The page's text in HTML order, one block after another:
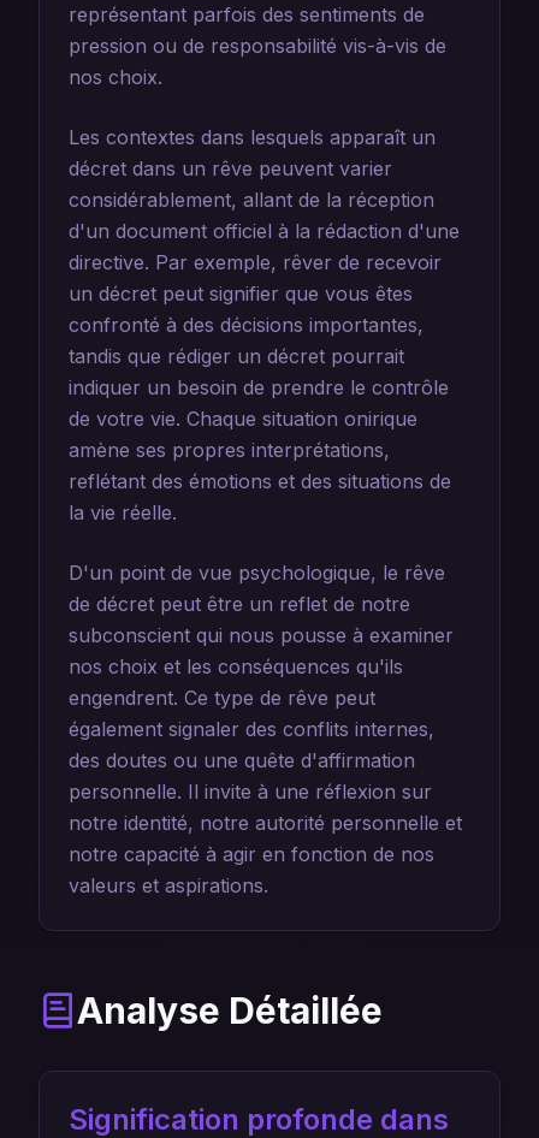
représentant parfois des sentiments de
pression ou de responsabilité vis-à-vis de
nos choix.
Les contextes dans lesquels apparaît un
décret dans un rêve peuvent varier
considérablement, allant de la réception
d'un document officiel à la rédaction d'une
directive. Par exemple, rêver de recevoir
un décret peut signifier que vous êtes
confronté à des décisions importantes,
tandis que rédiger un décret pourrait
indiquer un besoin de prendre le contrôle
de votre vie. Chaque situation onirique
amène ses propres interprétations,
reflétant des émotions et des situations de
la vie réelle.
D'un point de vue psychologique, le rêve
de décret peut être un reflet de notre
subconscient qui nous pousse à examiner
nos choix et les conséquences qu'ils
engendrent. Ce type de rêve peut
également signaler des conflits internes,
des doutes ou une quête d'affirmation
personnelle. Il invite à une réflexion sur
notre identité, notre autorité personnelle et
notre capacité à agir en fonction de nos
valeurs et aspirations.
Analyse Détaillée
Signification profonde dans